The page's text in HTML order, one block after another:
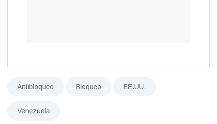
Antibloqueo Bloqueo EE.UU.
Venezuela